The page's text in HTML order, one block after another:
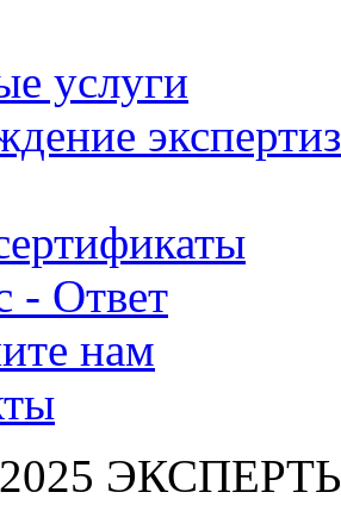
услуги
- Ответ
нам